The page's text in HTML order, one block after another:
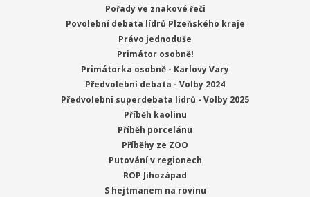
Pořady ve znakové řeči
Povolební debata lídrů Plzeňského kraje
Právo jednoduše
Primátor osobně!
Primátorka osobně - Karlovy Vary
Předvolební debata - Volby 2024
Předvolební superdebata lídrů - Volby 2025
Příběh kaolinu
Příběh porcelánu
Příběhy ze ZOO
Putování v regionech
ROP Jihozápad
S hejtmanem na rovinu